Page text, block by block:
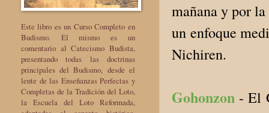
mañana y por
un enfoque
Nichiren.
Gohonzon - El
Este libro es un Curso Completo en
Budismo. El mismo es un
comentario al Catecismo Budista,
presentando todas las doctrinas
principales del Budismo, desde el
lente de las Enseñanzas Perfectas y
Completas de la Tradición del Loto,
la Escuela del Loto Reformada,